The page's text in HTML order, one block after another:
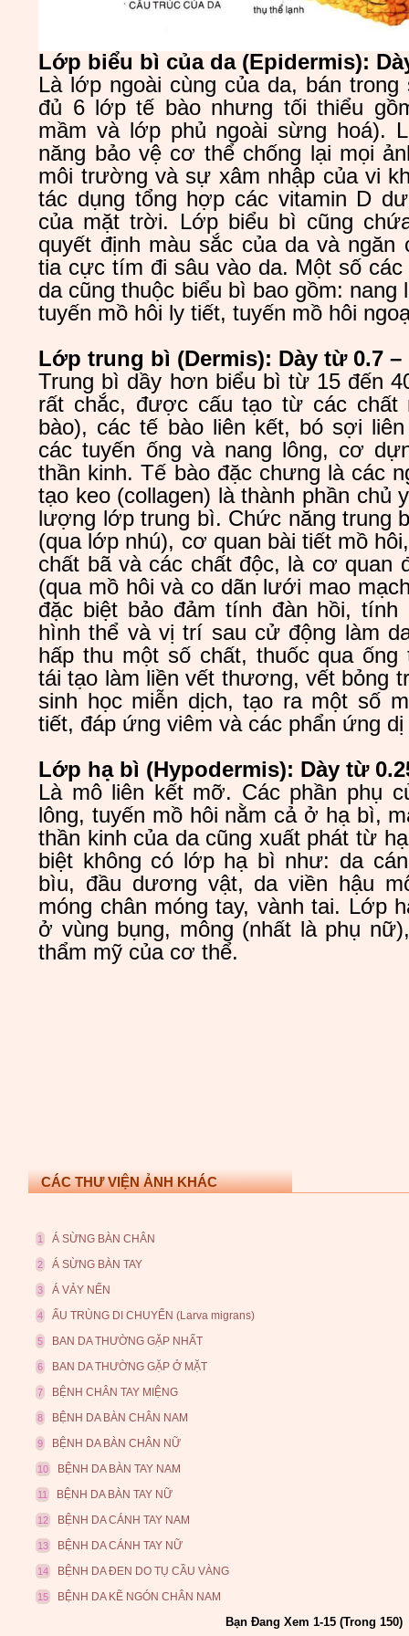
Lớp biểu bì của da (Epidermis):
Là lớp ngoài cùng của da, bán
đủ 6 lớp tế bào nhưng tối thiểu
mầm và lớp phủ ngoài sừng hoá).
năng bảo vệ cơ thể chống lại mọi
môi trường và sự xâm nhập của vi
tác dụng tổng hợp các vitamin D
của mặt trời. Lớp biểu bì cũng
quyết định màu sắc của da và ngăn
tia cực tím đi sâu vào da. Một số các
da cũng thuộc biểu bì bao gồm: nang
tuyến mồ hôi ly tiết, tuyến mồ hôi
Lớp trung bì (Dermis): Dày từ 0.7 –
Trung bì dầy hơn biểu bì từ 15 đến
rất chắc, được cấu tạo từ các chất
bào), các tế bào liên kết, bó sợi
các tuyến ống và nang lông, cơ
thần kinh. Tế bào đặc chưng là các
tạo keo (collagen) là thành phần chủ
lượng lớp trung bì. Chức năng trung
(qua lớp nhú), cơ quan bài tiết mồ
chất bã và các chất độc, là cơ quan
(qua mồ hôi và co dãn lưới mao
đặc biệt bảo đảm tính đàn hồi, tính
hình thể và vị trí sau cử động làm
hấp thu một số chất, thuốc qua ống
tái tạo làm liền vết thương, vết bỏng
sinh học miễn dịch, tạo ra một số
tiết, đáp ứng viêm và các phẩn ứng
Lớp hạ bì (Hypodermis): Dày từ
Là mô liên kết mỡ. Các phần phụ
lông, tuyến mồ hôi nằm cả ở hạ bì,
thần kinh của da cũng xuất phát từ
biệt không có lớp hạ bì như: da
bìu, đầu dương vật, da viền hậu
móng chân móng tay, vành tai. Lớp
ở vùng bụng, mông (nhất là phụ
thẩm mỹ của cơ thể.
CÁC THƯ VIỆN ẢNH KHÁC
1 Á SỪNG BÀN CHÂN
2 Á SỪNG BÀN TAY
3 Á VẢY NẾN
4 ẤU TRÙNG DI CHUYỂN (Larva migrans)
5 BAN DA THƯỜNG GẶP NHẤT
6 BAN DA THƯỜNG GẶP Ở MẶT
7 BỆNH CHÂN TAY MIỆNG
8 BỆNH DA BÀN CHÂN NAM
9 BỆNH DA BÀN CHÂN NỮ
10 BỆNH DA BÀN TAY NAM
11 BỆNH DA BÀN TAY NỮ
12 BỆNH DA CÁNH TAY NAM
13 BỆNH DA CÁNH TAY NỮ
14 BỆNH DA ĐEN DO TỤ CẦU VÀNG
15 BỆNH DA KẼ NGÓN CHÂN NAM
Bạn Đang Xem 1-15 (Trong 150)